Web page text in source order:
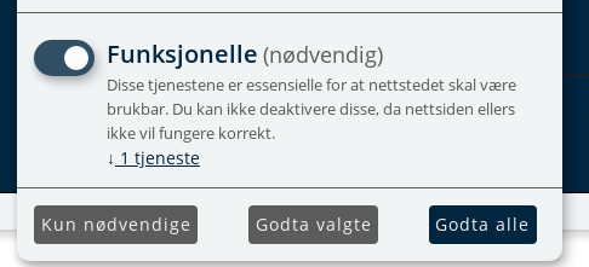
Funksjonelle (nødvendig)
Disse tjenestene er essensielle for at nettstedet skal være
brukbar. Du kan ikke deaktivere disse, da nettsiden ellers
ikke vil fungere korrekt.
↓ 1 tjeneste
Kun nødvendige Godta valgte Godta alle